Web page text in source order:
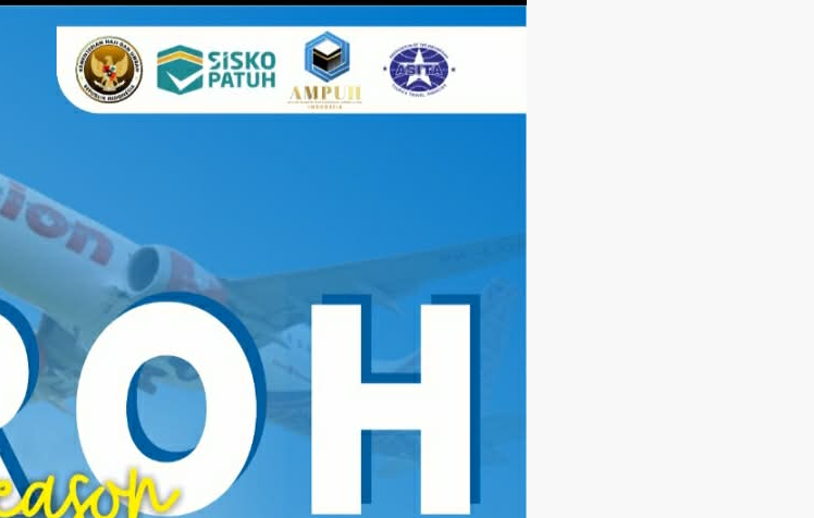
Langsung
ke